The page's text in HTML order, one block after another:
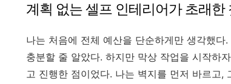
계획 없는 셀프 인테리어가 초래한
나는 처음에 전체 예산을 단순하게만 생각했
충분할 줄 알았다. 하지만 막상 작업을 시작하
고 진행한 점이었다. 나는 벽지를 먼저 바르고,